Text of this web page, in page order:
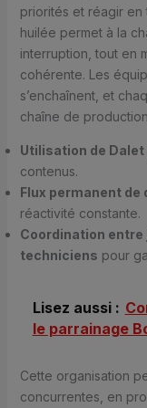
priorités et réagir en
huilée permet à la
interruption, tout en
cohérente. Les
s’enchaînent, et
chaîne de
Utilisation de Dalet
contenus.
Flux permanent de
réactivité constante.
Coordination
techniciens pour
Lisez aussi :
le parrainage
Cette organisation
concurrentes, en